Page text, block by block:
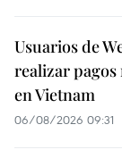
Usuarios de
realizar pagos
en Vietnam
06/08/2026 09:31